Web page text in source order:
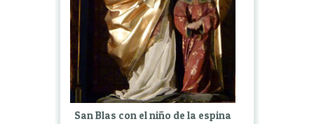
San Blas con el niño de la espina